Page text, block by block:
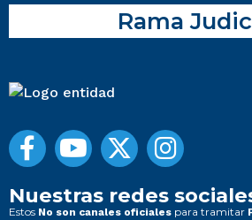
Rama
Nuestras redes
Estos No son canales oficiales para tramitar